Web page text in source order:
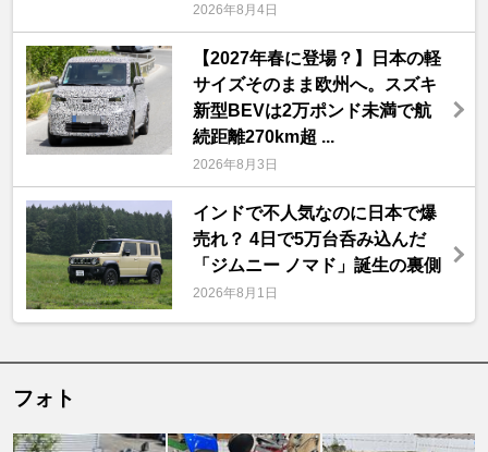
2026年8月4日
【2027年春に登場？】日本の軽
サイズそのまま欧州へ。スズキ
新型BEVは2万ポンド未満で航
続距離270km超 ...
2026年8月3日
インドで不人気なのに日本で爆
売れ？ 4日で5万台呑み込んだ
「ジムニー ノマド」誕生の裏側
2026年8月1日
フォト